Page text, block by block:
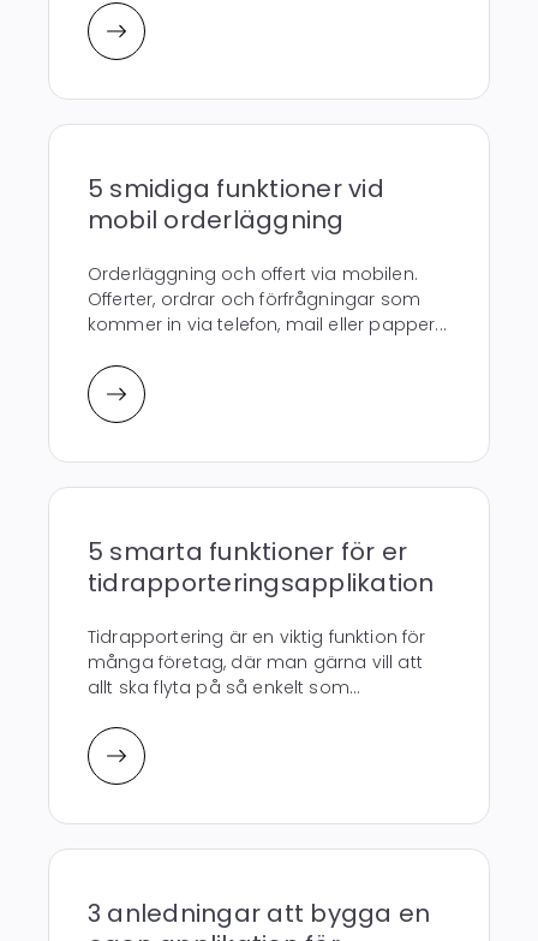
5 smidiga funktioner vid
mobil orderläggning
Orderläggning och offert via mobilen.
Offerter, ordrar och förfrågningar som
kommer in via telefon, mail eller papper...
5 smarta funktioner för er
tidrapporteringsapplikation
Tidrapportering är en viktig funktion för
många företag, där man gärna vill att
allt ska flyta på så enkelt som...
3 anledningar att bygga en